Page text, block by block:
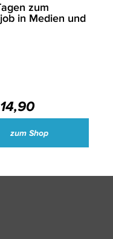
zum
in Medien und
zum Shop